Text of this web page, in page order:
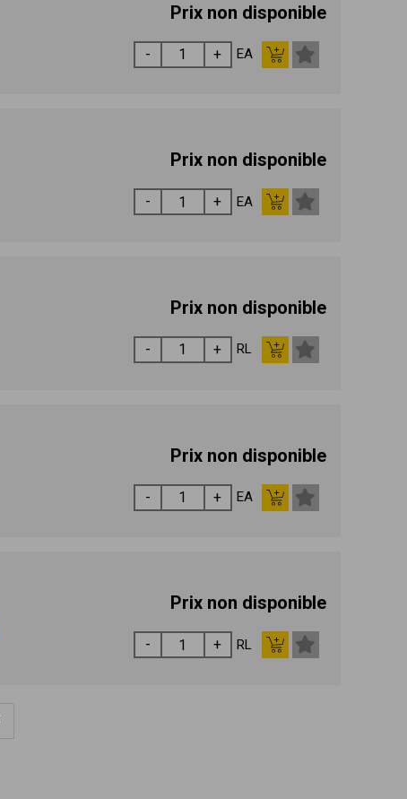
Prix non disponible
EA
Prix non disponible
EA
Prix non disponible
RL
Prix non disponible
EA
Prix non disponible
RL